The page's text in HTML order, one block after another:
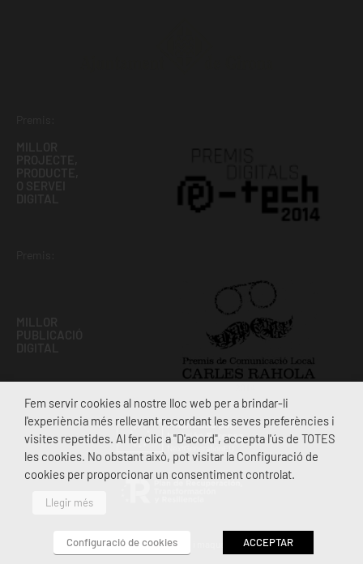
2026 ©PROSCENIUM· Disseny i maquetació:foster.web
Fem servir cookies al nostre lloc web per a brindar-li
l'experiència més rellevant recordant les seves preferències i
visites repetides. Al fer clic a "D'acord", accepta l'ús de TOTES
les cookies. No obstant això, pot visitar la Configuració de
cookies per proporcionar un consentiment controlat.
Llegir més
Configuració de cookies ACCEPTAR